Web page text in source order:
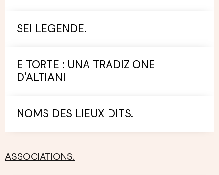
SEI LEGENDE.
E TORTE : UNA TRADIZIONE
D'ALTIANI
NOMS DES LIEUX DITS.
ASSOCIATIONS.